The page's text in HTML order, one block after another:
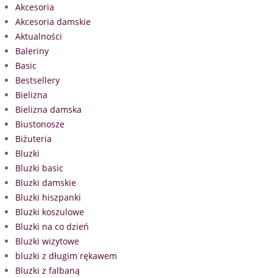
Akcesoria
Akcesoria damskie
Aktualności
Baleriny
Basic
Bestsellery
Bielizna
Bielizna damska
Biustonosze
Biżuteria
Bluzki
Bluzki basic
Bluzki damskie
Bluzki hiszpanki
Bluzki koszulowe
Bluzki na co dzień
Bluzki wizytowe
bluzki z długim rękawem
Bluzki z falbaną